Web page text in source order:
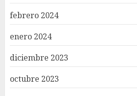
febrero 2024
enero 2024
diciembre 2023
octubre 2023